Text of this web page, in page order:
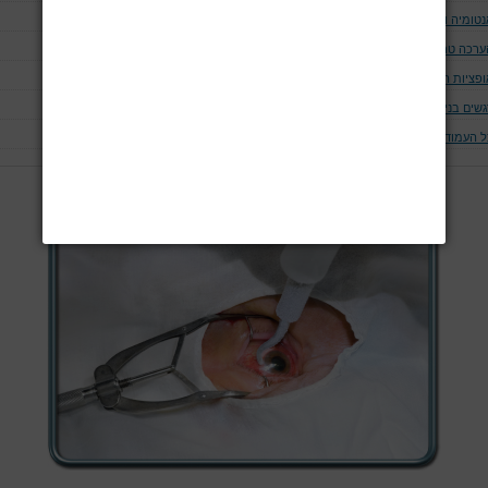
ופיזיולוגיה של העין
טרום ניתוחית
הרדמתיות
בניתוחי עיניים ספציפיים
העמודים